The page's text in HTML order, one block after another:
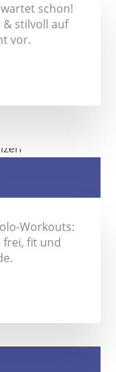
schon!
stilvoll auf
vor.
Workouts:
frei, fit und